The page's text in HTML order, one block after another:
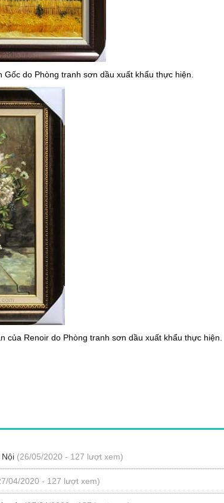
Gốc do Phòng tranh sơn dầu xuất khẩu thực hiện.
của Renoir do Phòng tranh sơn dầu xuất khẩu thực hiện.
Nội (26/05/2020 - 127 lượt xem)
04/2020 - 127 lượt xem)